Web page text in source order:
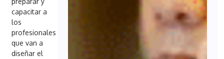
capacitar a
los
profesionales
que van a
diseñar el